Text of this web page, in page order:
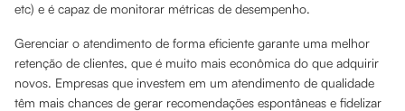
etc) e é capaz de monitorar métricas de desempenho.
Gerenciar o atendimento de forma eficiente garante uma melhor
retenção de clientes, que é muito mais econômica do que adquirir
novos. Empresas que investem em um atendimento de qualidade
têm mais chances de gerar recomendações espontâneas e fidelizar